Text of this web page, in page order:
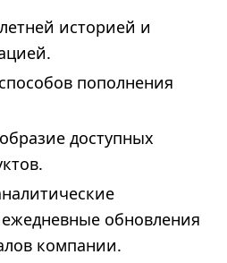
историей и
пополнения
доступных
обновления
компании.